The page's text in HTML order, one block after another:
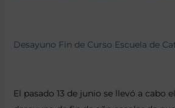
Desayuno Fin de Curso Escuela de
El pasado 13 de junio se llevó a cabo